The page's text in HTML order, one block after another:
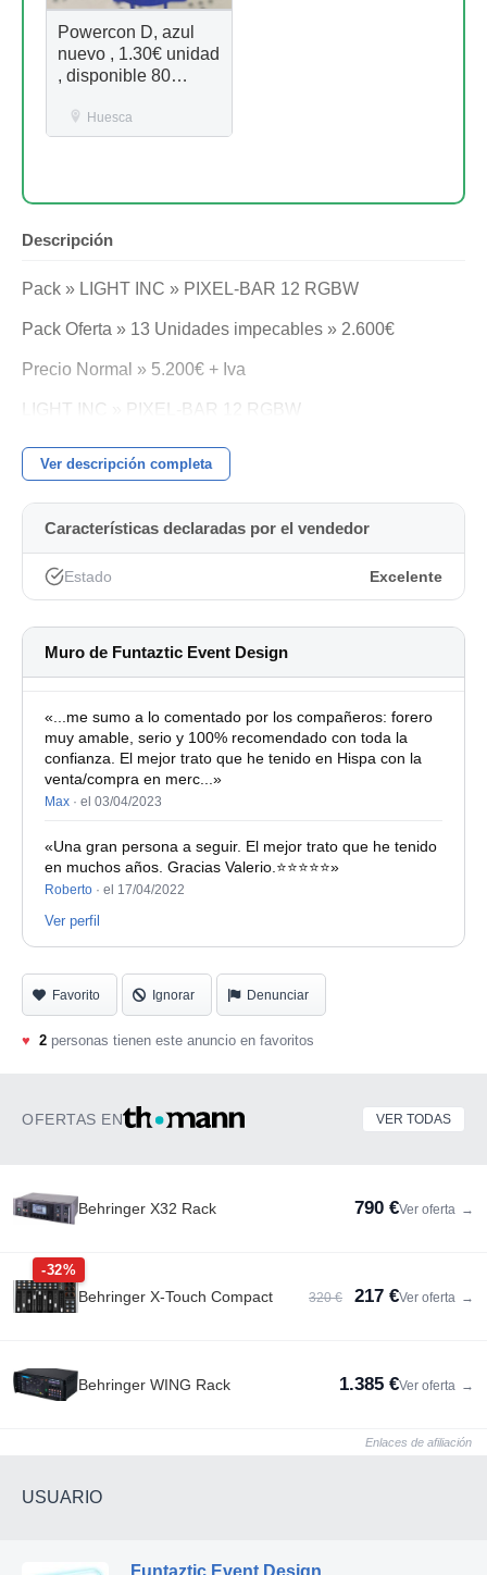
Powercon D, azul
nuevo , 1.30€ unidad
, disponible 80
Huesca
Descripción
Pack » LIGHT INC » PIXEL-BAR 12 RGBW
Pack Oferta » 13 Unidades impecables » 2.600€
Precio Normal » 5.200€ + Iva
LIGHT INC » PIXEL-BAR 12 RGBW
Especificaciones:
Beam angle: 15°
Life Time: 80.000 hours
Electronic Dimming 0-100%
control, IR control
DMX modes: 1, 6, 10, 12, 48, 51 DMX Channels
TFT Display for Address and Function Settings
Power Consumption: 120W
Voltage: 100V-240V, 50Hz-60Hz
Dimensions: 1061 x 140 x 163mm
Ver descripción completa
Características declaradas por el vendedor
Estado Excelente
Muro de Funtaztic Event Design
«...me sumo a lo comentado por los compañeros: forero
muy amable, serio y 100% recomendado con toda la
confianza. El mejor trato que he tenido en Hispa con la
venta/compra en merc...»
Max · el 03/04/2023
«Una gran persona a seguir. El mejor trato que he tenido
en muchos años. Gracias Valerio.⭐️⭐️⭐️⭐️⭐️»
Roberto · el 17/04/2022
Ver perfil
Favorito Ignorar Denunciar
♥ 2 personas tienen este anuncio en favoritos
OFERTAS EN VER TODAS
Behringer X32 Rack 790 €Ver oferta →
-32%
Behringer X-Touch Compact 320 € 217 €Ver oferta →
Behringer WING Rack 1.385 €Ver oferta →
Enlaces de afiliación
USUARIO
Funtaztic Event Design